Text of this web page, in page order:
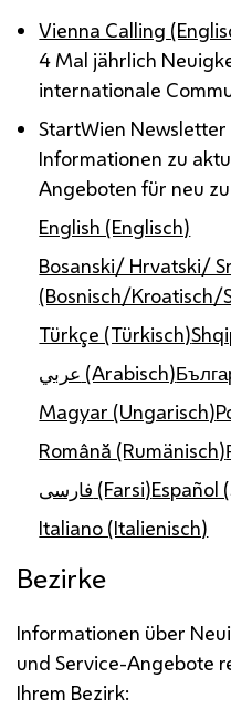
Vienna Calling
4 Mal jährlich
internationale
StartWien Newsletter
Informationen zu
Angeboten für neu
English (Englisch)
Bosanski/ Hrvatski/
(Bosnisch/Kroatisch/
Türkçe (Türkisch)
عربي (Arabisch)
Magyar (Ungarisch)
Română (Rumänisch)
فارسی (Farsi)Español
Italiano (Italienisch)
Bezirke
Informationen über
und Service-Angebote
Ihrem Bezirk: